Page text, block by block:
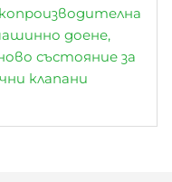
доене,
състояние за
клапани